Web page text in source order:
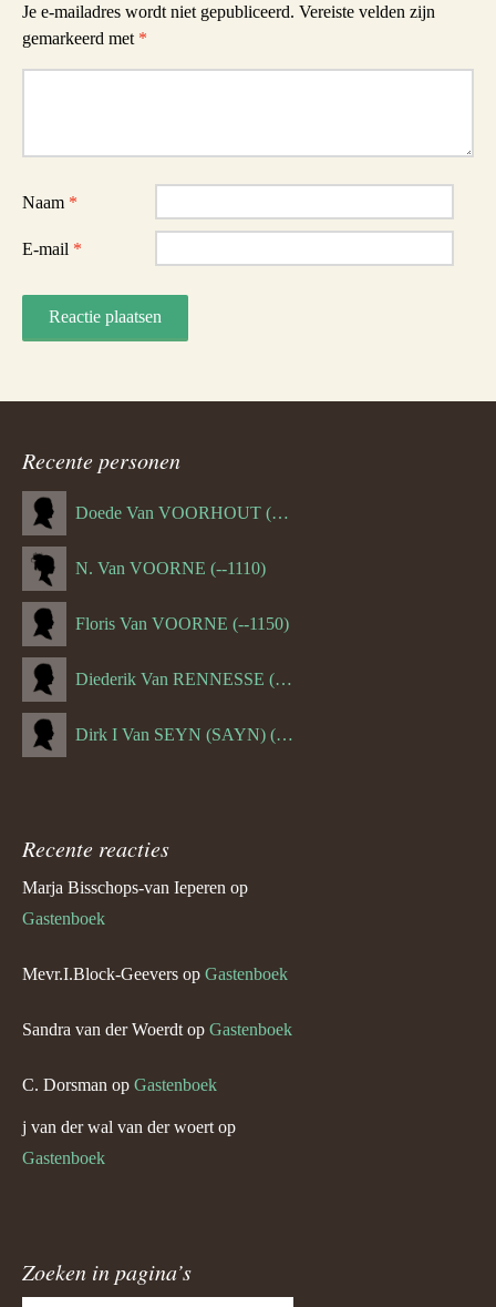
Je e-mailadres wordt niet gepubliceerd. Vereiste velden zijn
gemarkeerd met *
Naam *
E-mail *
Recente personen
Doede Van VOORHOUT (Van FORNEHOLT) (--1101)
N. Van VOORNE (--1110)
Floris Van VOORNE (--1150)
Diederik Van RENNESSE (--1144)
Dirk I Van SEYN (SAYN) (--1120)
Recente reacties
Marja Bisschops-van Ieperen op
Gastenboek
Mevr.I.Block-Geevers op Gastenboek
Sandra van der Woerdt op Gastenboek
C. Dorsman op Gastenboek
j van der wal van der woert op
Gastenboek
Zoeken in pagina’s